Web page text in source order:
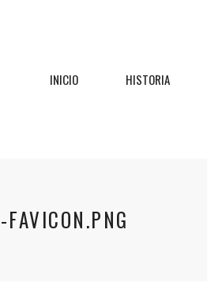
INICIO HISTORIA
FAVICON.PNG